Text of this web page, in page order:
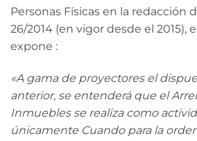
Personas Físicas en la redacción
26/2014 (en vigor desde el 2015),
expone :
«A gama de proyectores el
anterior, se entenderá que el
Inmuebles se realiza como
únicamente Cuando para la